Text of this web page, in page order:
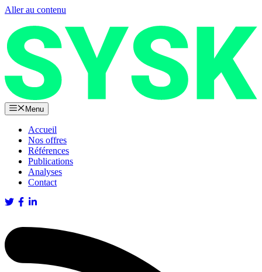
Aller au contenu
Menu
Accueil
Nos offres
Références
Publications
Analyses
Contact